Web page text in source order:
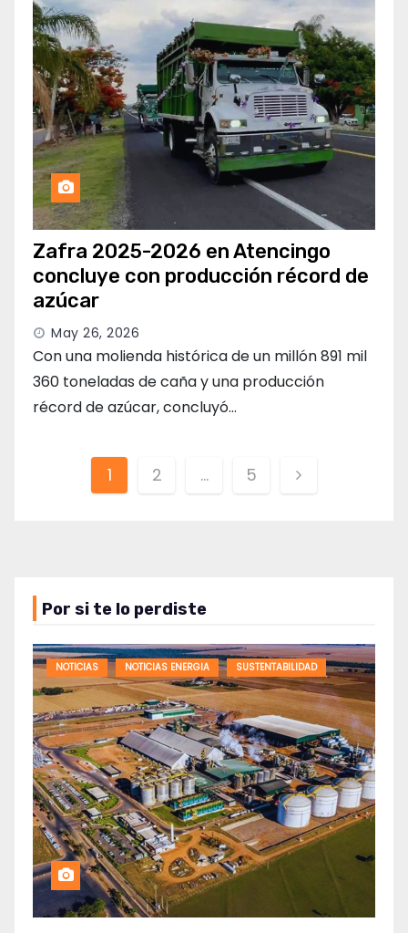
Zafra 2025-2026 en Atencingo
concluye con producción récord de
azúcar
May 26, 2026
Con una molienda histórica de un millón 891 mil
360 toneladas de caña y una producción
récord de azúcar, concluyó…
Paginación
1 2 … 5
Por si te lo perdiste
NOTICIAS NOTICIAS ENERGIA SUSTENTABILIDAD